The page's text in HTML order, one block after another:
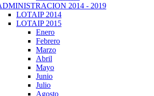
2014 - 2019
LOTAIP 2014
LOTAIP 2015
Enero
Febrero
Marzo
Abril
Mayo
Junio
Julio
Agosto